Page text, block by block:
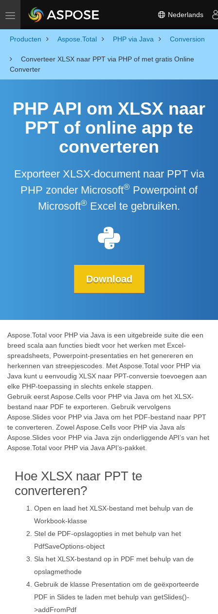
Toggle navigation Nederlands
Producten Aspose.Total PHP via Java Conversion
Converteer XLSX naar PPT via PHP of met gratis Online
Converter
PHP API om XLSX naar
PPT of online app te
converteren
Exporteer XLSX-document naar PPT via
PHP zonder Microsoft® Powerpoint of
Microsoft® Excel te gebruiken.
Download
Aspose.Total voor PHP via Java is een uitgebreide suite die een
breed scala aan functies biedt voor het werken met Excel-
spreadsheets, Powerpoint-presentaties en het genereren en
herkennen van streepjescodes. Met Aspose.Total voor PHP via
Java kunt u eenvoudig XLSX naar PPT-conversie toevoegen aan
elke PHP-toepassing in slechts enkele stappen.
Gebruik eerst Aspose.Cells voor PHP via Java om het XLSX-
bestand naar PDF te exporteren. Gebruik vervolgens
Aspose.Slides voor PHP via Java om het PDF-bestand naar PPT
te converteren. Zowel Aspose.Cells voor PHP via Java als
Aspose.Slides voor PHP via Java zijn onderliggende API’s van het
Aspose.Total voor PHP via Java API’s-pakket.
Hoe XLSX naar PPT te
converteren?
Open en laad het XLSX-bestand met behulp van de
Workbook-klasse
Stel de PDF-opslagopties in met behulp van het
PdfSaveOptions-object
Sla het XLSX-bestand op in PDF met behulp van de
opslagmethode
Gebruik de klasse Presentation om de geëxporteerde
PDF in Slides te laden met behulp van getSlides()-
>addFromPdf